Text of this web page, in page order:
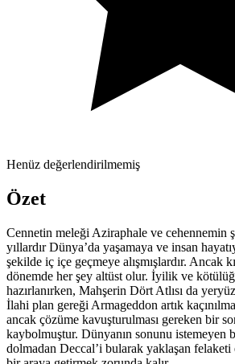
Henüz değerlendirilmemiş
Özet
Cennetin meleği Aziraphale ve cehennemin
yıllardır Dünya’da yaşamaya ve insan
şekilde iç içe geçmeye alışmışlardır. Ancak
dönemde her şey altüst olur. İyilik ve
hazırlanırken, Mahşerin Dört Atlısı da
İlahi plan gereği Armageddon artık
ancak çözüme kavuşturulması gereken bir
kaybolmuştur. Dünyanın sonunu istemeyen
dolmadan Deccal’i bularak yaklaşan